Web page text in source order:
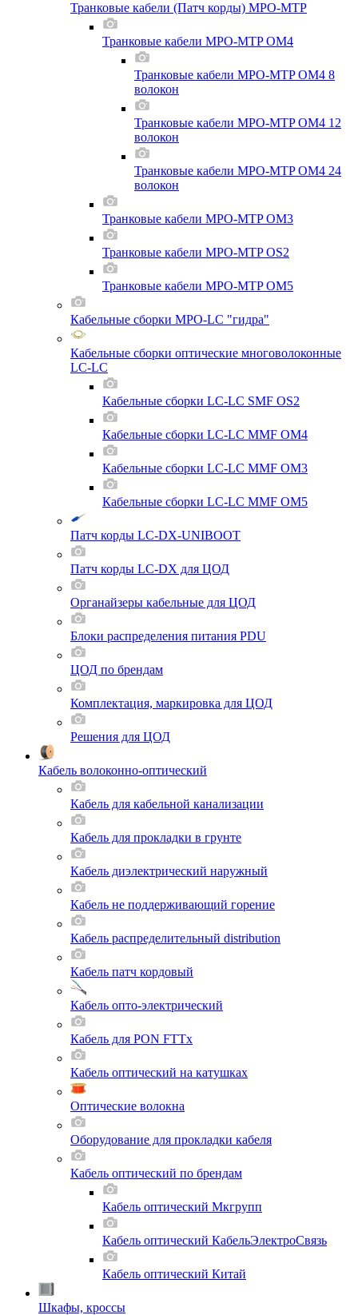
Транковые кабели (Патч корды) MPO-MTP
Транковые кабели MPO-MTP OM4
Транковые кабели MPO-MTP OM4 8
волокон
Транковые кабели MPO-MTP OM4 12
волокон
Транковые кабели MPO-MTP OM4 24
волокон
Транковые кабели MPO-MTP OM3
Транковые кабели MPO-MTP OS2
Транковые кабели MPO-MTP OM5
Кабельные сборки MPO-LC "гидра"
Кабельные сборки оптические многоволоконные
LC-LC
Кабельные сборки LC-LC SMF OS2
Кабельные сборки LC-LC MMF OM4
Кабельные сборки LC-LC MMF OM3
Кабельные сборки LC-LC MMF OM5
Патч корды LC-DX-UNIBOOT
Патч корды LC-DX для ЦОД
Органайзеры кабельные для ЦОД
Блоки распределения питания PDU
ЦОД по брендам
Комплектация, маркировка для ЦОД
Решения для ЦОД
Кабель волоконно-оптический
Кабель для кабельной канализации
Кабель для прокладки в грунте
Кабель диэлектрический наружный
Кабель не поддерживающий горение
Кабель распределительный distribution
Кабель патч кордовый
Кабель опто-электрический
Кабель для PON FTTx
Кабель оптический на катушках
Оптические волокна
Оборудование для прокладки кабеля
Кабель оптический по брендам
Кабель оптический Мкгрупп
Кабель оптический КабельЭлектроСвязь
Кабель оптический Китай
Шкафы, кроссы